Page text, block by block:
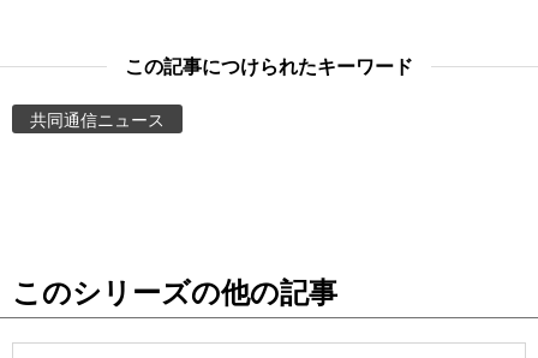
東京
この記事につけられたキーワード
共同通信ニュース
このシリーズの他の記事